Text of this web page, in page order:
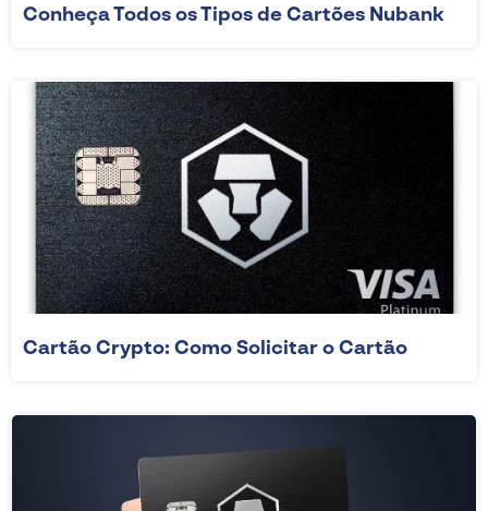
Conheça Todos os Tipos de Cartões Nubank
Cartão Crypto: Como Solicitar o Cartão